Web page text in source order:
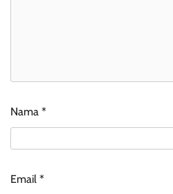
Nama *
Email *